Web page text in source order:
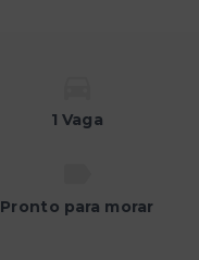
1 Vaga
Pronto para morar